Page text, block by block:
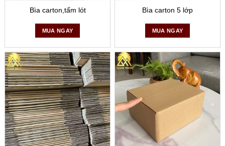
Bìa carton,tấm lót
MUA NGAY
Bìa carton 5 lớp
MUA NGAY